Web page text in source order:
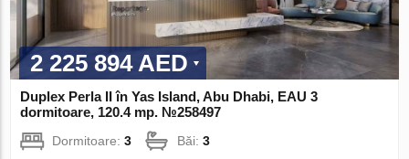
2 225 894 AED
Duplex Perla II în Yas Island, Abu Dhabi, EAU 3
dormitoare, 120.4 mp. №258497
Dormitoare:3 Băi:3